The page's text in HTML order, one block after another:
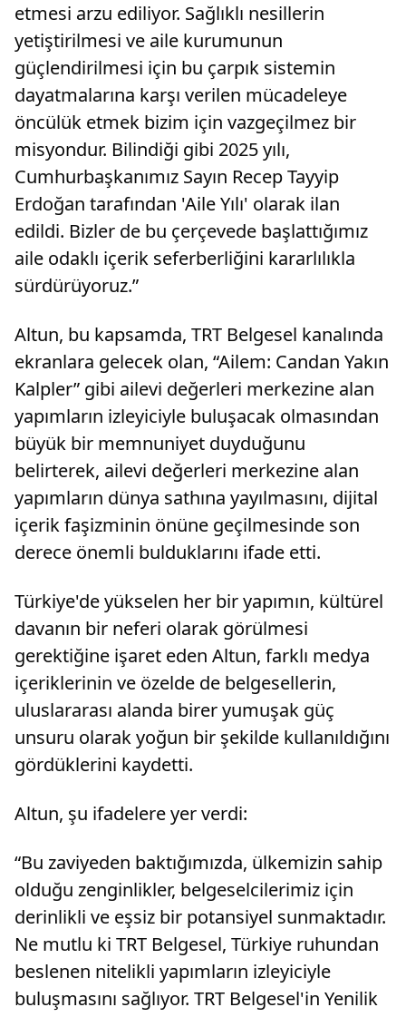
etmesi arzu ediliyor. Sağlıklı nesillerin
yetiştirilmesi ve aile kurumunun
güçlendirilmesi için bu çarpık sistemin
dayatmalarına karşı verilen mücadeleye
öncülük etmek bizim için vazgeçilmez bir
misyondur. Bilindiği gibi 2025 yılı,
Cumhurbaşkanımız Sayın Recep Tayyip
Erdoğan tarafından 'Aile Yılı' olarak ilan
edildi. Bizler de bu çerçevede başlattığımız
aile odaklı içerik seferberliğini kararlılıkla
sürdürüyoruz.”
Altun, bu kapsamda, TRT Belgesel kanalında
ekranlara gelecek olan, “Ailem: Candan Yakın
Kalpler” gibi ailevi değerleri merkezine alan
yapımların izleyiciyle buluşacak olmasından
büyük bir memnuniyet duyduğunu
belirterek, ailevi değerleri merkezine alan
yapımların dünya sathına yayılmasını, dijital
içerik faşizminin önüne geçilmesinde son
derece önemli bulduklarını ifade etti.
Türkiye'de yükselen her bir yapımın, kültürel
davanın bir neferi olarak görülmesi
gerektiğine işaret eden Altun, farklı medya
içeriklerinin ve özelde de belgesellerin,
uluslararası alanda birer yumuşak güç
unsuru olarak yoğun bir şekilde kullanıldığını
gördüklerini kaydetti.
Altun, şu ifadelere yer verdi:
“Bu zaviyeden baktığımızda, ülkemizin sahip
olduğu zenginlikler, belgeselcilerimiz için
derinlikli ve eşsiz bir potansiyel sunmaktadır.
Ne mutlu ki TRT Belgesel, Türkiye ruhundan
beslenen nitelikli yapımların izleyiciyle
buluşmasını sağlıyor. TRT Belgesel'in Yenilik